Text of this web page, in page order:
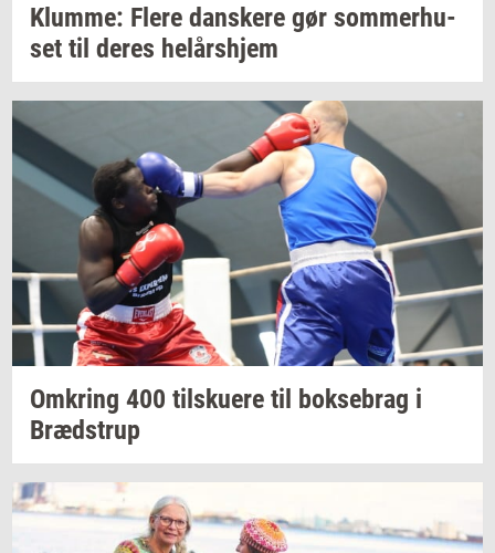
Klum­me: Flere dan­ske­re gør som­mer­hu­
set til deres helårs­hjem
Om­kring 400 til­sku­e­re til bok­se­brag i
Bræd­strup